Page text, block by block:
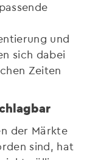
und
sich dabei
Zeiten
der Märkte
sind, hat